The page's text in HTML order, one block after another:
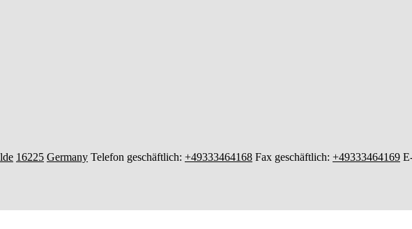
16225 Germany Telefon geschäftlich: +49333464168 Fax geschäftlich: +49333464169